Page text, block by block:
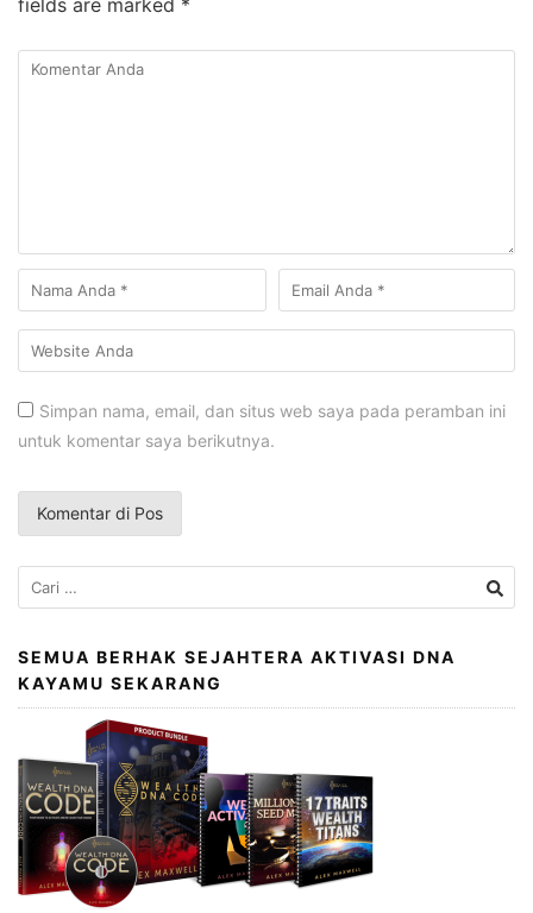
fields are marked *
Simpan nama, email, dan situs web saya pada peramban ini
untuk komentar saya berikutnya.
Cari
untuk:
SEMUA BERHAK SEJAHTERA AKTIVASI DNA
KAYAMU SEKARANG